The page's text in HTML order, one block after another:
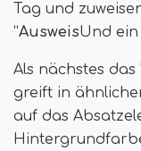
Tag und
“AusweisUnd ein
Als nächstes das
greift in
auf das